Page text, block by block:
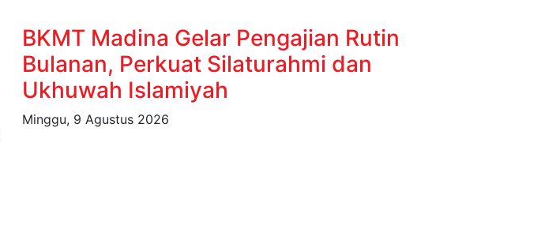
BKMT Madina Gelar Pengajian Rutin
Bulanan, Perkuat Silaturahmi dan
Ukhuwah Islamiyah
Minggu, 9 Agustus 2026